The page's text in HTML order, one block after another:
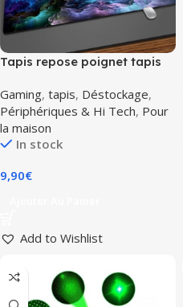
Tapis repose poignet tapis
cm nuée violette purple
clouds
Gaming, tapis, Déstockage,
Périphériques & Hi Tech, Pour
la maison
In stock
9,90€
Add to Wishlist